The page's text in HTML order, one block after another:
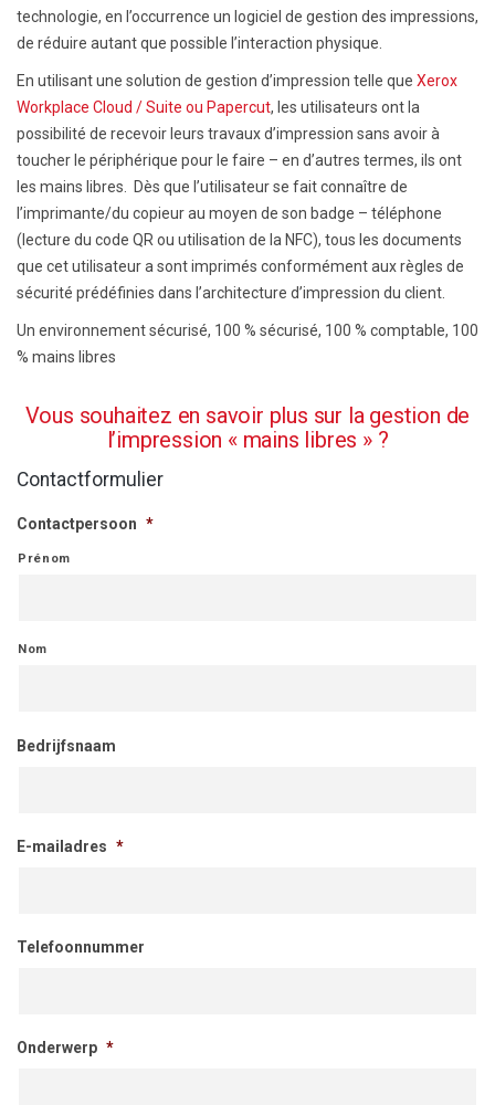
technologie, en l’occurrence un logiciel de gestion des impressions,
de réduire autant que possible l’interaction physique.
En utilisant une solution de gestion d’impression telle que Xerox
Workplace Cloud / Suite ou Papercut, les utilisateurs ont la
possibilité de recevoir leurs travaux d’impression sans avoir à
toucher le périphérique pour le faire – en d’autres termes, ils ont
les mains libres. Dès que l’utilisateur se fait connaître de
l’imprimante/du copieur au moyen de son badge – téléphone
(lecture du code QR ou utilisation de la NFC), tous les documents
que cet utilisateur a sont imprimés conformément aux règles de
sécurité prédéfinies dans l’architecture d’impression du client.
Un environnement sécurisé, 100 % sécurisé, 100 % comptable, 100
% mains libres
Vous souhaitez en savoir plus sur la gestion de
l’impression « mains libres » ?
Contactformulier
Contactpersoon *
Prénom
Nom
Bedrijfsnaam
E-mailadres *
Telefoonnummer
Onderwerp *